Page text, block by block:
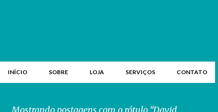
INÍCIO SOBRE LOJA SERVIÇOS CONTATO